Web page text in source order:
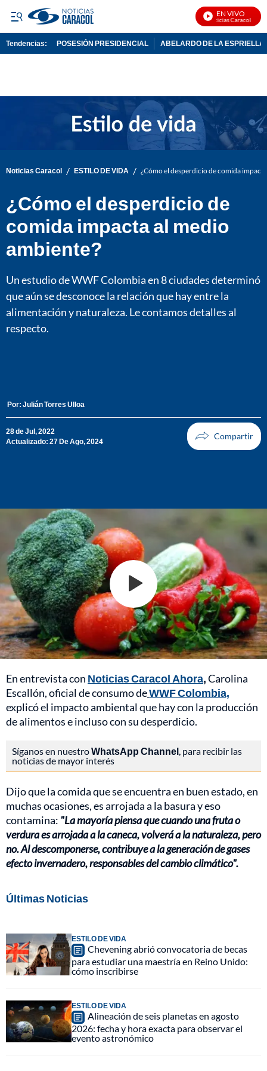
EN VIVO
Noticias Caracol En
Tendencias: POSESIÓN PRESIDENCIAL ABELARDO DE LA ESPRIELLA
Noticias Caracol / ESTILO DE VIDA / ¿Cómo el desperdicio de comida
¿Cómo el desperdicio de
comida impacta al medio
ambiente?
Un estudio de WWF Colombia en 8 ciudades determinó
que aún se desconoce la relación que hay entre la
alimentación y naturaleza. Le contamos detalles al
respecto.
Por: Julián Torres Ulloa
28 de Jul, 2022
Actualizado: 27 De Ago, 2024
En entrevista con Noticias Caracol Ahora,Carolina
Escallón, oficial de consumo deWWF Colombia,
explicó el impacto ambiental que hay con la producción
de alimentos e incluso con su desperdicio.
Síganos en nuestroWhatsApp Channel , para recibir las
noticias de mayor interés
Dijo que la comida que se encuentra en buen estado, en
muchas ocasiones, es arrojada a la basura y eso
contamina: "La mayoría piensa que cuando una fruta o
verdura es arrojada a la caneca, volverá a la naturaleza, pero
no. Al descomponerse, contribuye a la generación de gases
efecto invernadero, responsables del cambio climático".
Últimas Noticias
ESTILO DE VIDA
Chevening abrió convocatoria de becas
para estudiar una maestría en Reino Unido:
cómo inscribirse
ESTILO DE VIDA
Alineación de seis planetas en agosto
2026: fecha y hora exacta para observar el
evento astronómico